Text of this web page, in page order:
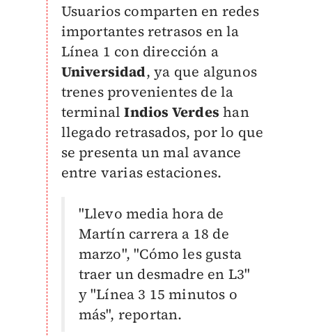
Usuarios comparten en redes
importantes retrasos en la
Línea 1 con dirección a
Universidad, ya que algunos
trenes provenientes de la
terminalIndios Verdes han
llegado retrasados, por lo que
se presenta un mal avance
entre varias estaciones.
"Llevo media hora de
Martín carrera a 18 de
marzo", "Cómo les gusta
traer un desmadre en L3"
y "Línea 3 15 minutos o
más", reportan.